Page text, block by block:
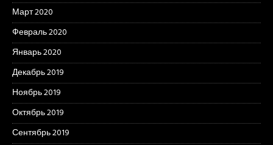
Март 2020
Февраль 2020
Январь 2020
Декабрь 2019
Ноябрь 2019
Октябрь 2019
Сентябрь 2019